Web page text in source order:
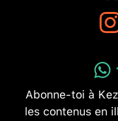
Abonne-toi à
les contenus en